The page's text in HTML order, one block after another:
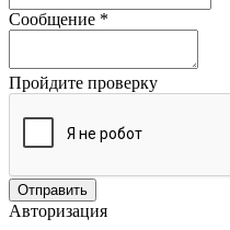
Сообщение *
Пройдите проверку
Авторизация